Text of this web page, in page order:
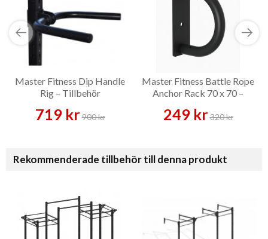
Master Fitness Dip Handle
Rig – Tillbehör
719 kr900 kr
Master Fitness Battle Rope
Anchor Rack 70 x 70 –
249 kr320 kr
Rekommenderade tillbehör till denna produkt